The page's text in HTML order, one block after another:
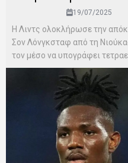
19/07/2025
Η Λιντς ολοκλήρωσε την
Σον Λόνγκσταφ από τη
τον μέσο να υπογράφει